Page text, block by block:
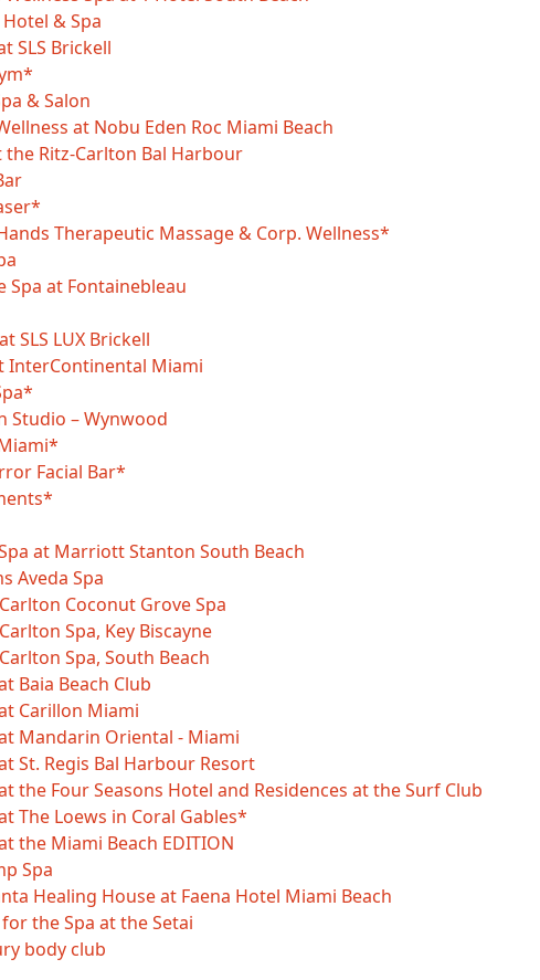
& Spa
SLS Brickell
& Salon
at Nobu Eden Roc Miami Beach
the Ritz-Carlton Bal Harbour
Therapeutic Massage & Corp. Wellness*
Spa at Fontainebleau
SLS LUX Brickell
InterContinental Miami
Studio – Wynwood
Facial Bar*
at Marriott Stanton South Beach
Aveda Spa
Coconut Grove Spa
Spa, Key Biscayne
Spa, South Beach
Baia Beach Club
Carillon Miami
Mandarin Oriental - Miami
St. Regis Bal Harbour Resort
the Four Seasons Hotel and Residences at the Surf Club
The Loews in Coral Gables*
the Miami Beach EDITION
Spa
Healing House at Faena Hotel Miami Beach
the Spa at the Setai
body club